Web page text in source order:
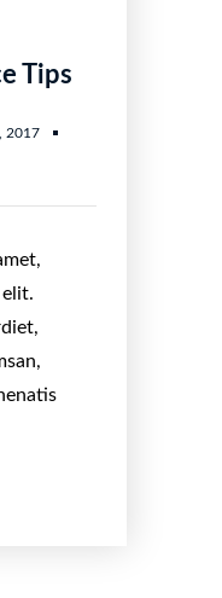
Tips
2017